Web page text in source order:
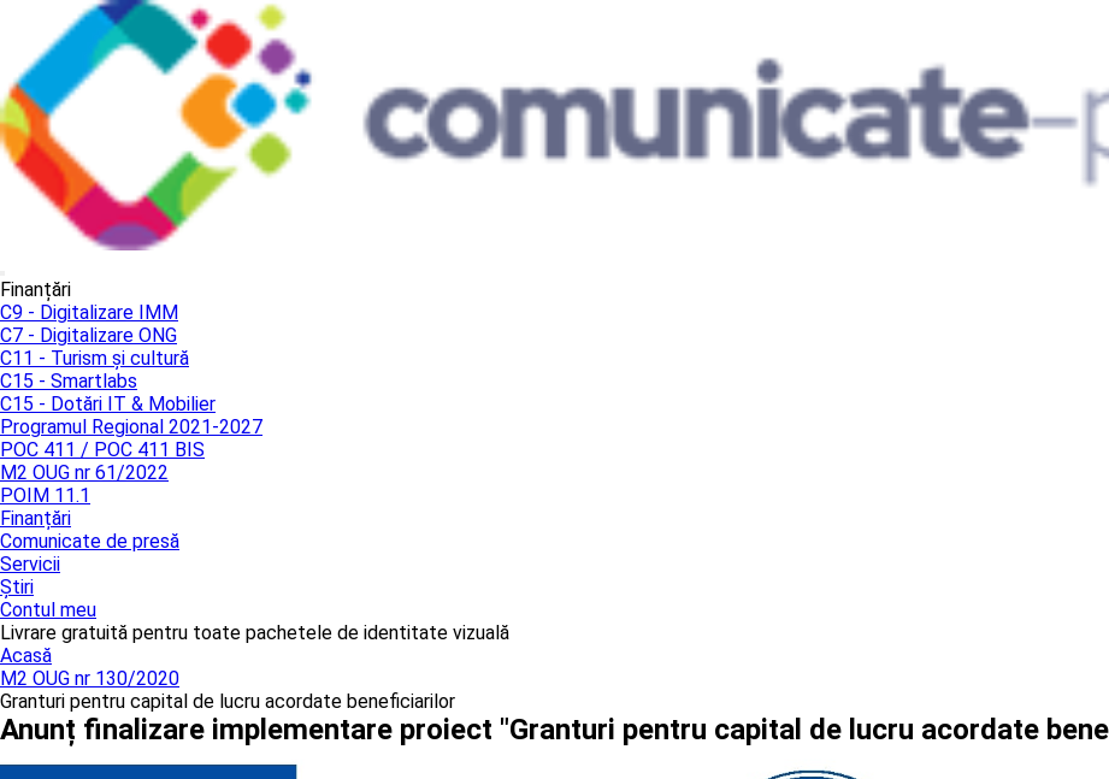
Finanțări
C9 - Digitalizare IMM
C7 - Digitalizare ONG
C11 - Turism și cultură
C15 - Smartlabs
C15 - Dotări IT & Mobilier
Programul Regional 2021-2027
POC 411 / POC 411 BIS
M2 OUG nr 61/2022
POIM 11.1
Finanțări
Comunicate de presă
Servicii
Știri
Contul meu
Livrare gratuită pentru toate pachetele de identitate vizuală
Acasă
M2 OUG nr 130/2020
Granturi pentru capital de lucru acordate beneficiarilor
Anunț finalizare implementare proiect "Granturi pentru capital de lucru acordate